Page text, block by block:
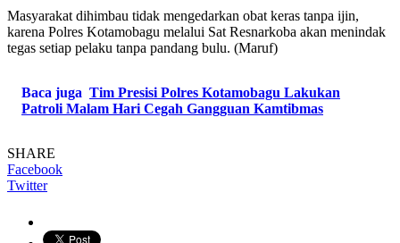
Masyarakat dihimbau tidak mengedarkan obat keras tanpa ijin,
karena Polres Kotamobagu melalui Sat Resnarkoba akan menindak
tegas setiap pelaku tanpa pandang bulu. (Maruf)
Baca juga Tim Presisi Polres Kotamobagu Lakukan
Patroli Malam Hari Cegah Gangguan Kamtibmas
SHARE
Facebook
Twitter